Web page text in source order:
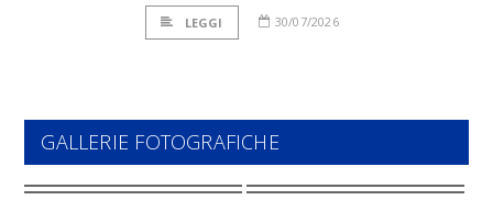
LEGGI 30/07/2026
GALLERIE FOTOGRAFICHE